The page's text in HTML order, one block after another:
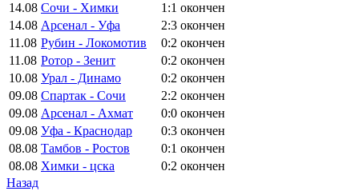
14.08 Сочи - Химки 1:1 окончен
14.08 Арсенал - Уфа 2:3 окончен
11.08 Рубин - Локомотив 0:2 окончен
11.08 Ротор - Зенит 0:2 окончен
10.08 Урал - Динамо 0:2 окончен
09.08 Спартак - Сочи 2:2 окончен
09.08 Арсенал - Ахмат 0:0 окончен
09.08 Уфа - Краснодар 0:3 окончен
08.08 Тамбов - Ростов 0:1 окончен
08.08 Химки - цска 0:2 окончен
Назад